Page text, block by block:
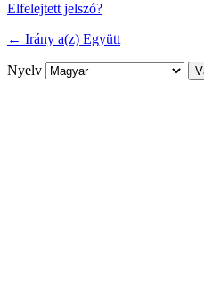
Elfelejtett jelszó?
← Irány a(z) Együtt
Nyelv